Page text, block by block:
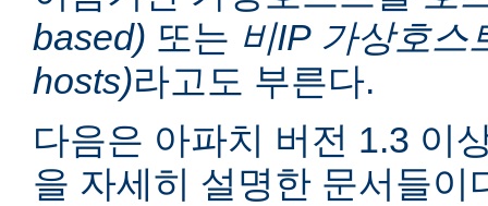
based) 또는 비IP 가상호스
hosts)라고도 부른다.
다음은 아파치 버전 1.3 이
을 자세히 설명한 문서들이